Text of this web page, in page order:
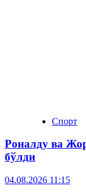
Спорт
Роналду ва
бўлди
04.08.2026 11:15